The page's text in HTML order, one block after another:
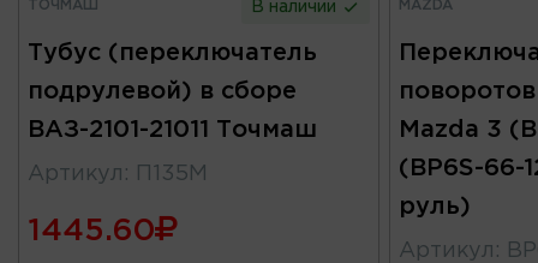
ТОЧМАШ В наличии
Тубус (переключатель
подрулевой) в сборе
ВАЗ-2101-21011 Точмаш
Артикул : П135М
1445.60
MAZDA
Mazda 3
(BP6S-66-
руль)
Артикул :